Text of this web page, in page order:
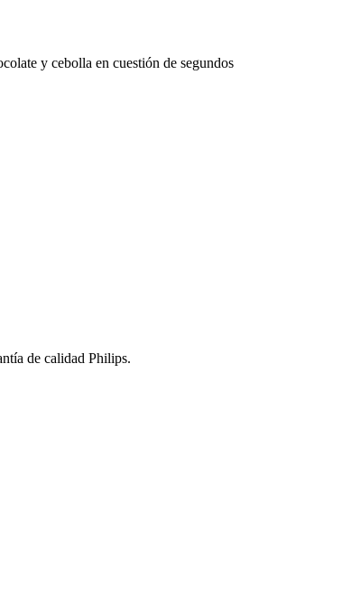
y cebolla en cuestión de segundos
de calidad Philips.